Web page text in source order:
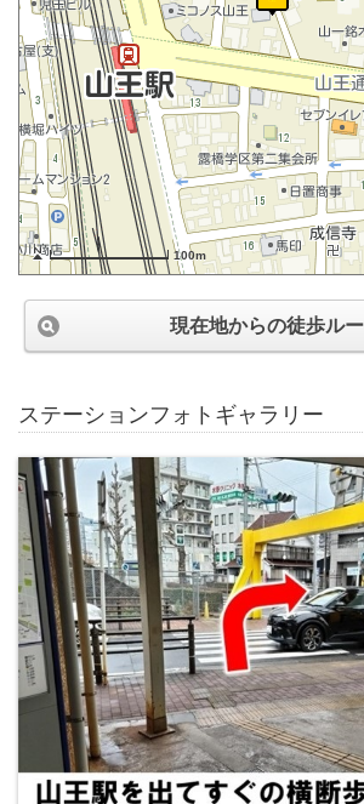
100m
現在地からの徒歩ル
ステーションフォトギャラリー